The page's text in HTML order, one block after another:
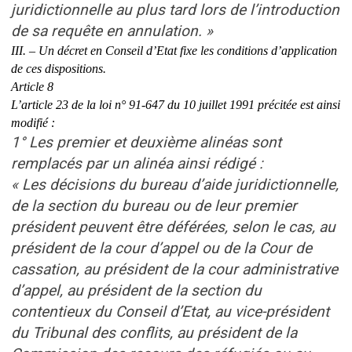
juridictionnelle au plus tard lors de l’introduction
de sa requête en annulation. »
III. – Un décret en Conseil d’Etat fixe les conditions d’application
de ces dispositions.
Article 8
L’article 23 de la loi n° 91-647 du 10 juillet 1991 précitée est ainsi
modifié :
1° Les premier et deuxième alinéas sont
remplacés par un alinéa ainsi rédigé :
« Les décisions du bureau d’aide juridictionnelle,
de la section du bureau ou de leur premier
président peuvent être déférées, selon le cas, au
président de la cour d’appel ou de la Cour de
cassation, au président de la cour administrative
d’appel, au président de la section du
contentieux du Conseil d’Etat, au vice-président
du Tribunal des conflits, au président de la